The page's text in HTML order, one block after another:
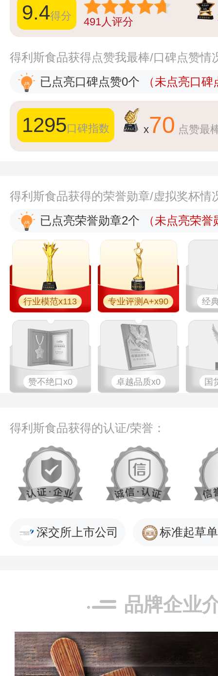
9.4得分 491 人评分
得利斯食品获得点赞我最棒/口碑点赞情
已点亮口碑点赞0个
（未点亮口
1295口碑指数 x70 点赞最
得利斯食品获得的荣誉勋章/虚拟奖杯情
已点亮荣誉勋章2个
（未点亮荣
行业模范x113 专业评测A+x90 经
赞不绝口x0 卓越品质x0 国
得利斯食品获得的认证/荣誉：
深交所上市公司 标准起草
品牌企业